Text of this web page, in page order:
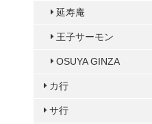
延寿庵
王子サーモン
OSUYA GINZA
カ行
サ行